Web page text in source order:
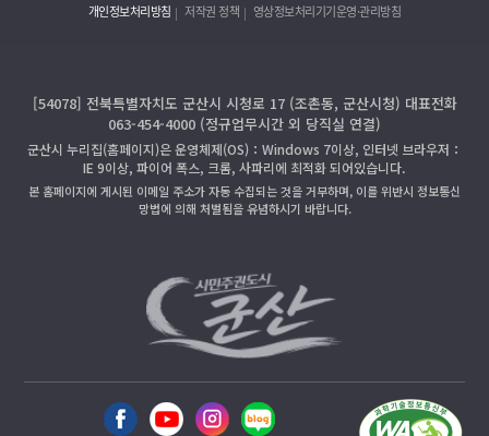
개인정보처리방침 저작권 정책 영상정보처리기기운영·관리방침
[54078] 전북특별자치도 군산시 시청로 17 (조촌동, 군산시청) 대표전화
063-454-4000 (정규업무시간 외 당직실 연결)
군산시 누리집(홈페이지)은 운영체제(OS)：Windows 7이상, 인터넷 브라우저：
IE 9이상, 파이어 폭스, 크롬, 사파리에 최적화 되어있습니다.
본 홈페이지에 게시된 이메일 주소가 자동 수집되는 것을 거부하며, 이를 위반시 정보통신
망법에 의해 처벌됨을 유념하시기 바랍니다.